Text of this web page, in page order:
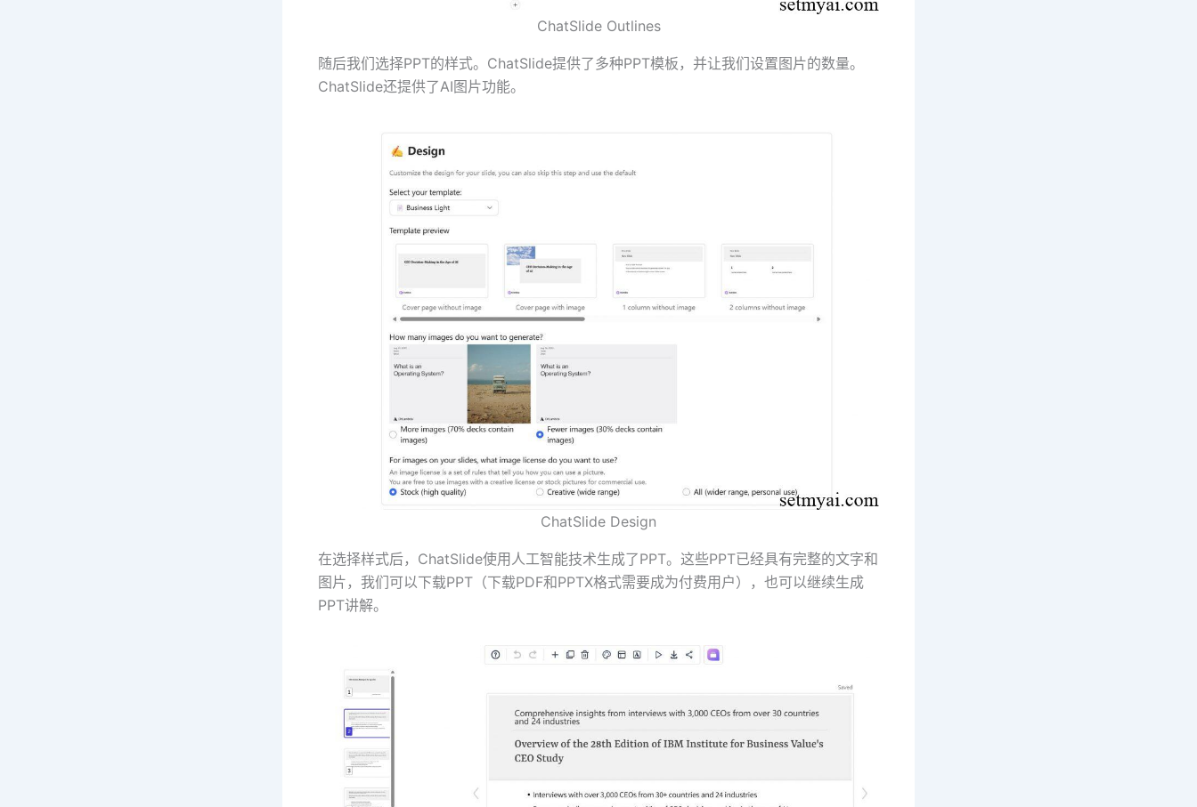
ChatSlide Outlines
随后我们选择PPT的样式。ChatSlide提供了多种PPT模板，并让我们设置图片的数量。
ChatSlide还提供了AI图片功能。
ChatSlide Design
在选择样式后，ChatSlide使用人工智能技术生成了PPT。这些PPT已经具有完整的文字和
图片，我们可以下载PPT（下载PDF和PPTX格式需要成为付费用户），也可以继续生成
PPT讲解。